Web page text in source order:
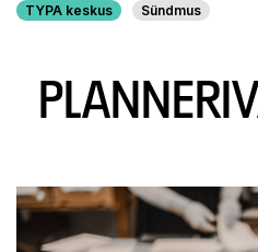
TYPA keskus Sündmus